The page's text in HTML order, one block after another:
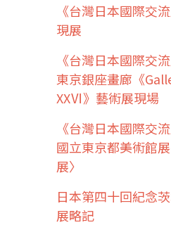
《台灣日本國際交
現展
《台灣日本國際交
東京銀座畫廊《
XXⅥ》藝術展現場
《台灣日本國際交
國立東京都美術館
展〉
日本第四十回紀念
展略記